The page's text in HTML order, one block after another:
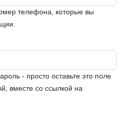
телефона, которые вы
- просто оставьте это поле
вместе со ссылкой на